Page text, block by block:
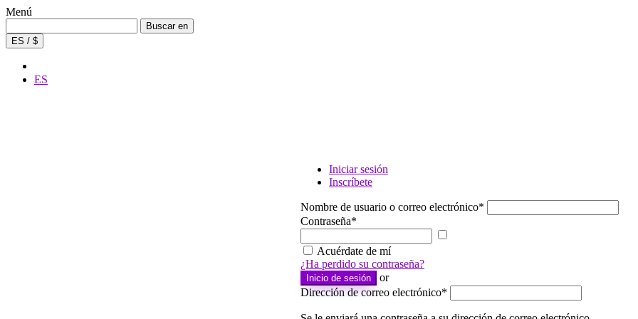
Menú
Buscar en
ES / $
ES
Iniciar sesión
Inscríbete
Nombre de usuario o correo electrónico*
Contraseña*
Acuérdate de mí
¿Ha perdido su contraseña?
Inicio de sesión
or
Dirección de correo electrónico*